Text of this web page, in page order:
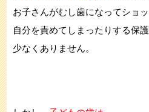
お子さんがむし歯になってショッ
自分を責めてしまったりする保
少なくありません。